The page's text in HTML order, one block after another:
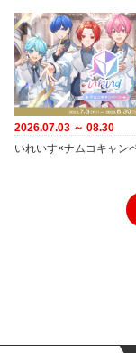
2026.07.03 ～ 08.30
いれいす×ナムコキャン